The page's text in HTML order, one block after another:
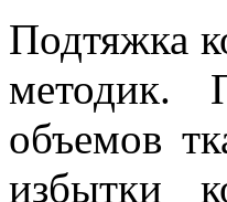
Подтяжка
методик.
объемов
избытки